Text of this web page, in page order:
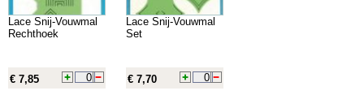
Lace Snij-Vouwmal
Rechthoek
€ 7,85
Lace Snij-Vouwmal
Set
€ 7,70